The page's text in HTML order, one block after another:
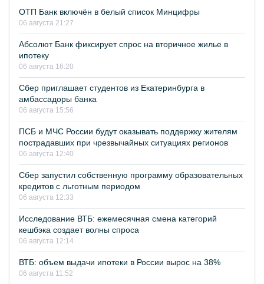
ОТП Банк включён в белый список Минцифры
06 августа 21:27
Абсолют Банк фиксирует спрос на вторичное жилье в
ипотеку
06 августа 16:20
Сбер приглашает студентов из Екатеринбурга в
амбассадоры банка
06 августа 15:56
ПСБ и МЧС России будут оказывать поддержку жителям
пострадавших при чрезвычайных ситуациях регионов
06 августа 12:40
Сбер запустил собственную программу образовательных
кредитов с льготным периодом
06 августа 12:33
Исследование ВТБ: ежемесячная смена категорий
кешбэка создает волны спроса
06 августа 12:14
ВТБ: объем выдачи ипотеки в России вырос на 38%
06 августа 11:52